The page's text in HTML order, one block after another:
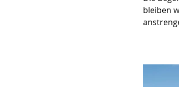
bleiben